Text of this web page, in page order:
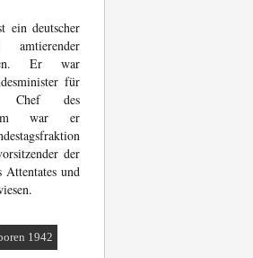
ein deutscher
Er war
für
Chef des
war er
der
und
1942